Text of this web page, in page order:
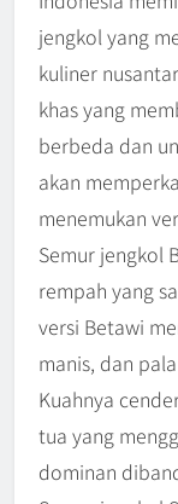
jengkol yang
kuliner
khas yang
berbeda dan
akan
menemukan
Semur jengkol
rempah yang
versi Betawi
manis, dan
Kuahnya
tua yang
dominan